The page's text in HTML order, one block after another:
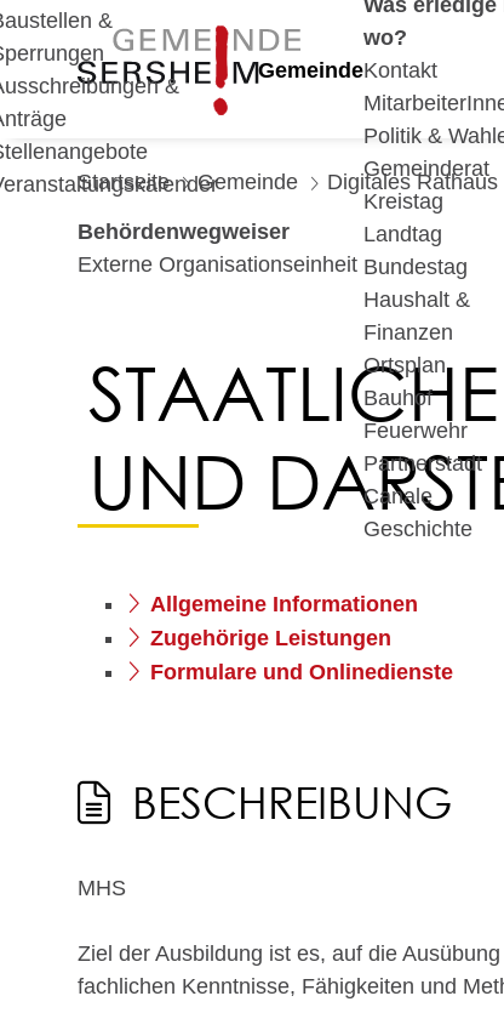
&
&
Gemeinde
wo?
Kontakt
Politik &
Gemeinderat
Kreistag
Landtag
Bundestag
Haushalt &
Finanzen
Ortsplan
Bauhof
Feuerwehr
Partnerstadt
Canale
Geschichte
Startseite Gemeinde Digitales Rathaus
Behördenwegweiser
Externe Organisationseinheit
UND
Allgemeine Informationen
Zugehörige Leistungen
Formulare und Onlinedienste
BESCHREIBUNG
MHS
Ziel der Ausbildung ist es, auf die
fachlichen Kenntnisse, Fähigkeiten und